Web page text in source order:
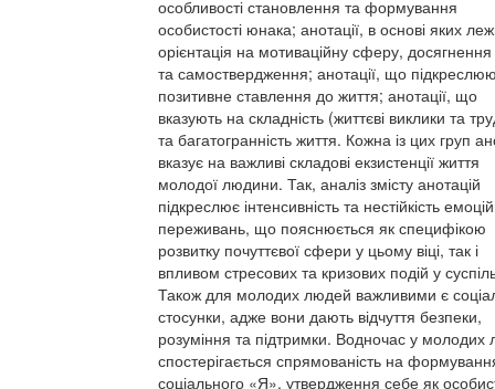
особливості становлення та формування
особистості юнака; анотації, в основі яких
орієнтація на мотиваційну сферу, досягнення
та самоствердження; анотації, що
позитивне ставлення до життя; анотації, що
вказують на складність (життєві виклики та
та багатогранність життя. Кожна із цих груп
вказує на важливі складові екзистенції життя
молодої людини. Так, аналіз змісту анотацій
підкреслює інтенсивність та нестійкість
переживань, що пояснюється як специфікою
розвитку почуттєвої сфери у цьому віці, так і
впливом стресових та кризових подій у
Також для молодих людей важливими є
стосунки, адже вони дають відчуття безпеки,
розуміння та підтримки. Водночас у молодих
спостерігається спрямованість на
соціального «Я», утвердження себе як